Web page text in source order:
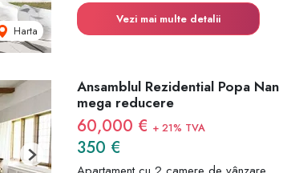
Harta
Vezi mai multe detalii
Next
Ansamblul Rezidential Popa
mega reducere
60,000 € + 21% TVA
350 €